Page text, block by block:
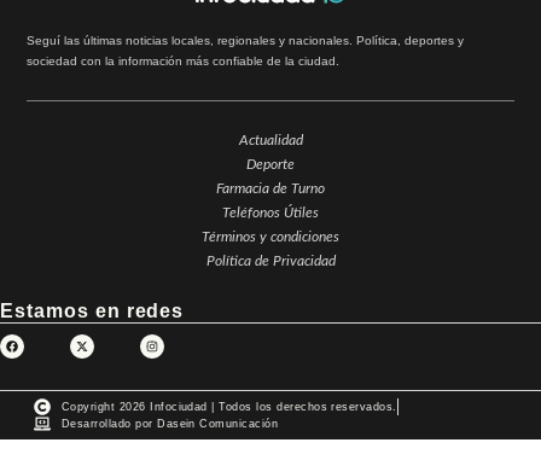
Seguí las últimas noticias locales, regionales y nacionales. Política, deportes y
sociedad con la información más confiable de la ciudad.
Actualidad
Deporte
Farmacia de Turno
Teléfonos Útiles
Términos y condiciones
Política de Privacidad
Estamos en redes
Copyright 2026 Infociudad | Todos los derechos reservados.
Desarrollado por Dasein Comunicación